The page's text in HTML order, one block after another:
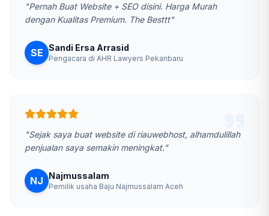
"Pernah Buat Website + SEO disini. Harga Murah
dengan Kualitas Premium. The Besttt"
SE Sandi Ersa Arrasid
Pengacara di AHR Lawyers Pekanbaru
"Sejak saya buat website di riauwebhost, alhamdulillah
penjualan saya semakin meningkat."
NJ Najmussalam
Pemilik usaha Baju Najmussalam Aceh